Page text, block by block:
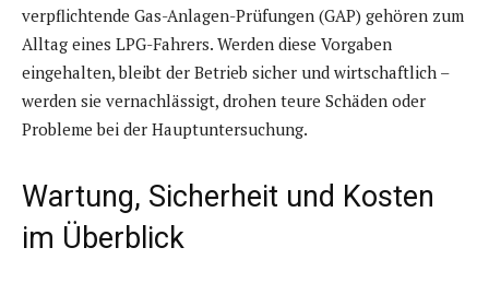
verpflichtende Gas-Anlagen-Prüfungen (GAP) gehören zum
Alltag eines LPG-Fahrers. Werden diese Vorgaben
eingehalten, bleibt der Betrieb sicher und wirtschaftlich –
werden sie vernachlässigt, drohen teure Schäden oder
Probleme bei der Hauptuntersuchung.
Wartung, Sicherheit und Kosten
im Überblick